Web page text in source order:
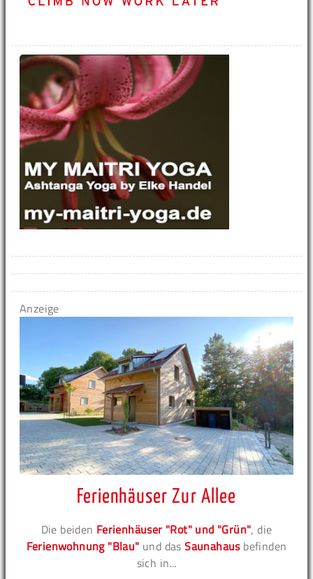
Anzeige
Ferienhäuser Zur Allee
Die beiden Ferienhäuser "Rot" und "Grün", die
Ferienwohnung "Blau" und dasSaunahausbefinden
sich in...